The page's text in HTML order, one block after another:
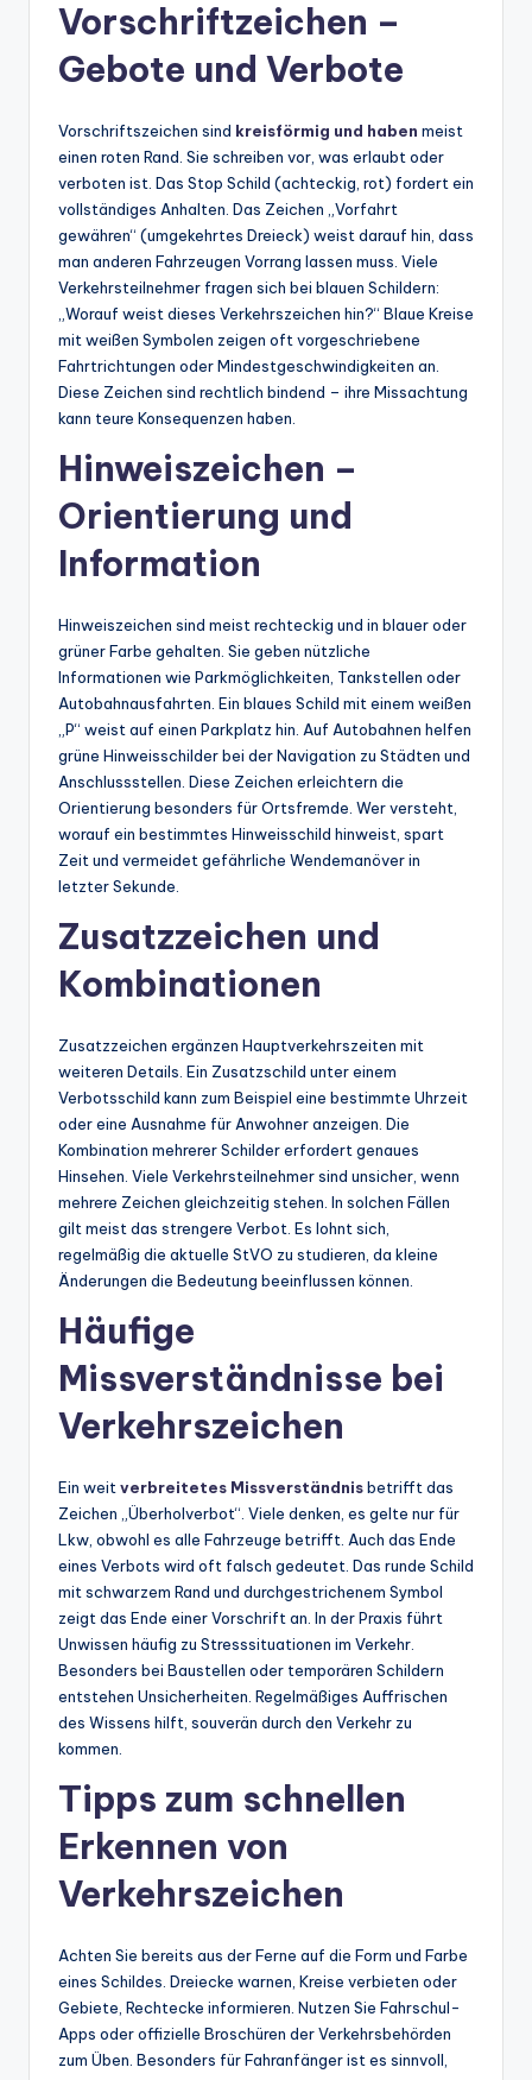
Vorschriftzeichen –
Gebote und Verbote
Vorschriftszeichen sind kreisförmig und haben meist
einen roten Rand. Sie schreiben vor, was erlaubt oder
verboten ist. Das Stop Schild (achteckig, rot) fordert ein
vollständiges Anhalten. Das Zeichen „Vorfahrt
gewähren“ (umgekehrtes Dreieck) weist darauf hin, dass
man anderen Fahrzeugen Vorrang lassen muss. Viele
Verkehrsteilnehmer fragen sich bei blauen Schildern:
„Worauf weist dieses Verkehrszeichen hin?“ Blaue Kreise
mit weißen Symbolen zeigen oft vorgeschriebene
Fahrtrichtungen oder Mindestgeschwindigkeiten an.
Diese Zeichen sind rechtlich bindend – ihre Missachtung
kann teure Konsequenzen haben.
Hinweiszeichen –
Orientierung und
Information
Hinweiszeichen sind meist rechteckig und in blauer oder
grüner Farbe gehalten. Sie geben nützliche
Informationen wie Parkmöglichkeiten, Tankstellen oder
Autobahnausfahrten. Ein blaues Schild mit einem weißen
„P“ weist auf einen Parkplatz hin. Auf Autobahnen helfen
grüne Hinweisschilder bei der Navigation zu Städten und
Anschlussstellen. Diese Zeichen erleichtern die
Orientierung besonders für Ortsfremde. Wer versteht,
worauf ein bestimmtes Hinweisschild hinweist, spart
Zeit und vermeidet gefährliche Wendemanöver in
letzter Sekunde.
Zusatzzeichen und
Kombinationen
Zusatzzeichen ergänzen Hauptverkehrszeiten mit
weiteren Details. Ein Zusatzschild unter einem
Verbotsschild kann zum Beispiel eine bestimmte Uhrzeit
oder eine Ausnahme für Anwohner anzeigen. Die
Kombination mehrerer Schilder erfordert genaues
Hinsehen. Viele Verkehrsteilnehmer sind unsicher, wenn
mehrere Zeichen gleichzeitig stehen. In solchen Fällen
gilt meist das strengere Verbot. Es lohnt sich,
regelmäßig die aktuelle StVO zu studieren, da kleine
Änderungen die Bedeutung beeinflussen können.
Häufige
Missverständnisse bei
Verkehrszeichen
Ein weit verbreitetes Missverständnisbetrifft das
Zeichen „Überholverbot“. Viele denken, es gelte nur für
Lkw, obwohl es alle Fahrzeuge betrifft. Auch das Ende
eines Verbots wird oft falsch gedeutet. Das runde Schild
mit schwarzem Rand und durchgestrichenem Symbol
zeigt das Ende einer Vorschrift an. In der Praxis führt
Unwissen häufig zu Stresssituationen im Verkehr.
Besonders bei Baustellen oder temporären Schildern
entstehen Unsicherheiten. Regelmäßiges Auffrischen
des Wissens hilft, souverän durch den Verkehr zu
kommen.
Tipps zum schnellen
Erkennen von
Verkehrszeichen
Achten Sie bereits aus der Ferne auf die Form und Farbe
eines Schildes. Dreiecke warnen, Kreise verbieten oder
Gebiete, Rechtecke informieren. Nutzen Sie Fahrschul-
Apps oder offizielle Broschüren der Verkehrsbehörden
zum Üben. Besonders für Fahranfänger ist es sinnvoll,